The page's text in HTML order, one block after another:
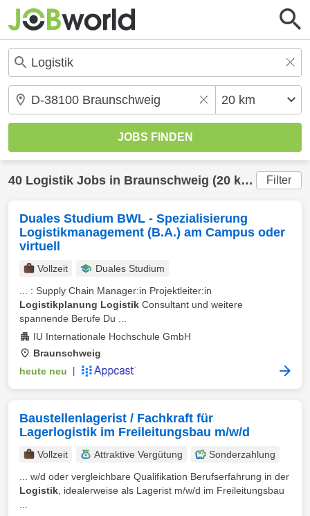
40 Logistik Jobs in Braunschweig (20 km) gefunden Filter
Duales Studium BWL - Spezialisierung
Logistikmanagement (B.A.) am Campus oder
virtuell
Vollzeit
Duales Studium
... : Supply Chain Manager:in Projektleiter:in
Logistikplanung Logistik Consultant und weitere
spannende Berufe Du ...
IU Internationale Hochschule GmbH
Braunschweig
heute neu
Baustellenlagerist / Fachkraft für
Lagerlogistik im Freileitungsbau m/w/d
Vollzeit Attraktive Vergütung
Sonderzahlung
... w/d oder vergleichbare Qualifikation Berufserfahrung in der
Logistik , idealerweise als Lagerist m/w/d im Freileitungsbau